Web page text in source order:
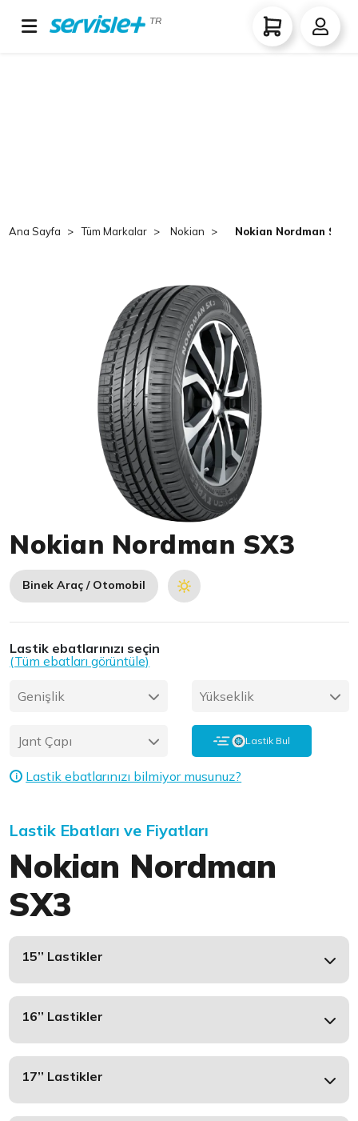
TR
Ana Sayfa Tüm Markalar Nokian Nokian Nordman SX3
Nokian Nordman SX3
Binek Araç / Otomobil
Lastik ebatlarınızı seçin
(Tüm ebatları görüntüle)
Genişlik Yükseklik
Jant Çapı Lastik Bul
i Lastik ebatlarınızı bilmiyor musunuz?
Lastik Ebatları ve Fiyatları
Nokian Nordman
SX3
15’’ Lastikler
16’’ Lastikler
17’’ Lastikler